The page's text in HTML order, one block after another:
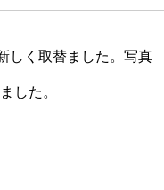
しく取替ました。写真
した。